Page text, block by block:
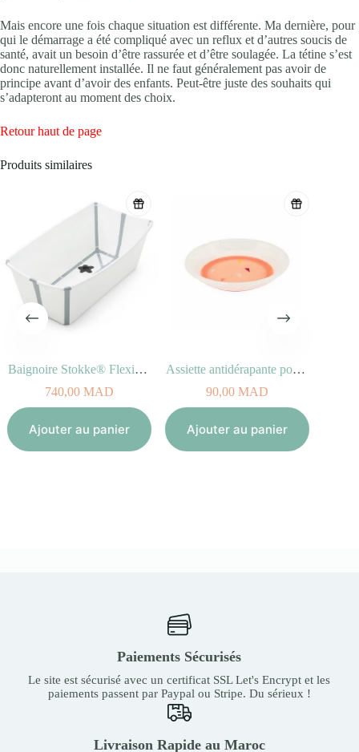
Mais encore une fois chaque situation est différente. Ma dernière, pour
qui le démarrage a été compliqué avec un reflux et d’autres soucis de
santé, avait un besoin d’être rassurée et d’être soulagée. La tétine s’est
donc naturellement installée. Il ne faut généralement pas avoir de
principe avant d’avoir des enfants. Peut-être juste des souhaits qui
s’adapteront au moment des choix.
Retour haut de page
Produits similaires
Baignoire Stokke® Flexi Bath® Blanc pour enfant
740,00MAD
Ajouter au panier
Assiette antidérapante pour bébé Peach
90,00MAD
Ajouter au panier
Paiements Sécurisés
Le site est sécurisé avec un certificat SSL Let's Encrypt et les
paiements passent par Paypal ou Stripe. Du sérieux !
Livraison Rapide au Maroc